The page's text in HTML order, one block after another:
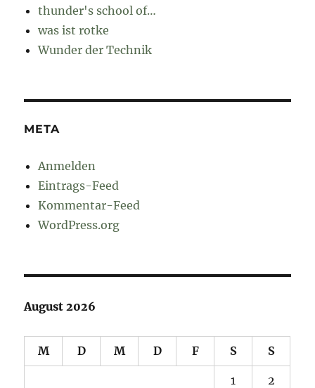
thunder's school of…
was ist rotke
Wunder der Technik
META
Anmelden
Eintrags-Feed
Kommentar-Feed
WordPress.org
August 2026
M D M D F S S
1 2